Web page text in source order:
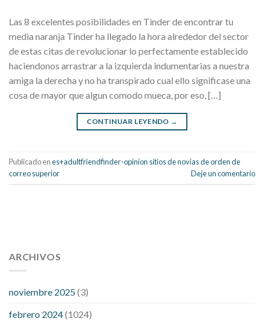
Las 8 excelentes posibilidades en Tinder de encontrar tu
media naranja Tinder ha llegado la hora alrededor del sector
de estas citas de revolucionar lo perfectamente establecido
haciendonos arrastrar a la izquierda indumentarias a nuestra
amiga la derecha y no ha transpirado cual ello significase una
cosa de mayor que algun comodo mueca, por eso, […]
CONTINUAR LEYENDO →
Publicado enes+adultfriendfinder-opinion sitios de novias de orden de
correo superior
Deje un comentario
pressure 112 50
fitness trackers monitor blood pressure
high low number blood pressure
200 mg labetalol lower blood pressure
ARCHIVOS
noviembre 2025(3)
febrero 2024(1024)